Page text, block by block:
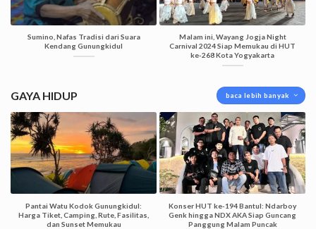
Sumino, Nafas Tradisi dari Suara
Kendang Gunungkidul
Malam ini, Wayang Jogja Night
Carnival 2024 Siap Memukau di HUT
ke-268 Kota Yogyakarta
GAYA HIDUP baca lebih banyak
Pantai Watu Kodok Gunungkidul:
Harga Tiket, Camping, Rute, Fasilitas,
dan Sunset Memukau
Konser HUT ke-194 Bantul: Ndarboy
Genk hingga NDX AKA Siap Guncang
Panggung Malam Puncak